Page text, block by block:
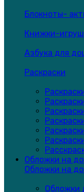
Блокноты-
Книжки-
Азбука для
Раскраски
Обложки на
Обложки на
Обложки